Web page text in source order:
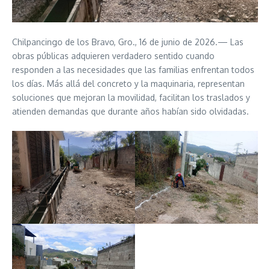
Chilpancingo de los Bravo, Gro., 16 de junio de 2026.— Las
obras públicas adquieren verdadero sentido cuando
responden a las necesidades que las familias enfrentan todos
los días. Más allá del concreto y la maquinaria, representan
soluciones que mejoran la movilidad, facilitan los traslados y
atienden demandas que durante años habían sido olvidadas.